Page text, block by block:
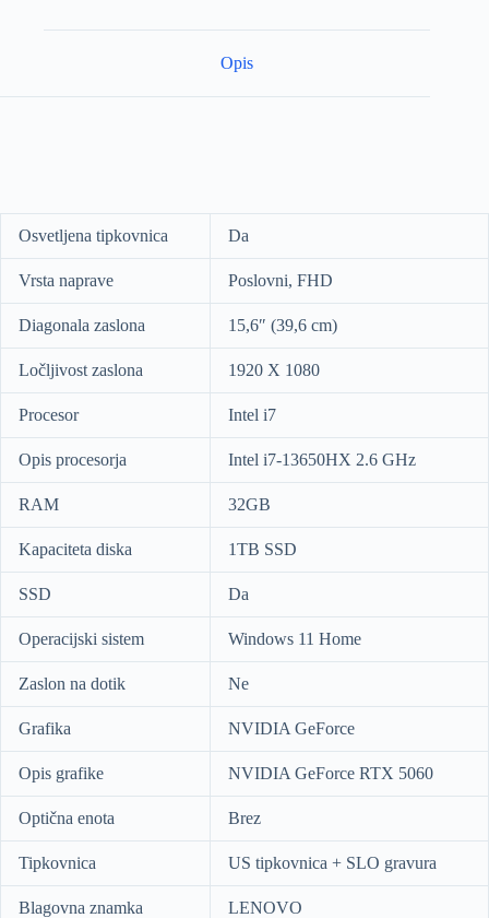
Opis
Osvetljena tipkovnica Da
Vrsta naprave Poslovni, FHD
Diagonala zaslona 15,6″ (39,6 cm)
Ločljivost zaslona 1920 X 1080
Procesor Intel i7
Opis procesorja Intel i7-13650HX 2.6 GHz
RAM 32GB
Kapaciteta diska 1TB SSD
SSD Da
Operacijski sistem Windows 11 Home
Zaslon na dotik Ne
Grafika NVIDIA GeForce
Opis grafike NVIDIA GeForce RTX 5060
Optična enota Brez
Tipkovnica US tipkovnica + SLO gravura
Blagovna znamka LENOVO